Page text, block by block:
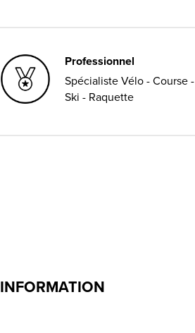
Professionnel
Spécialiste Vélo - Course -
Ski - Raquette
INFORMATION